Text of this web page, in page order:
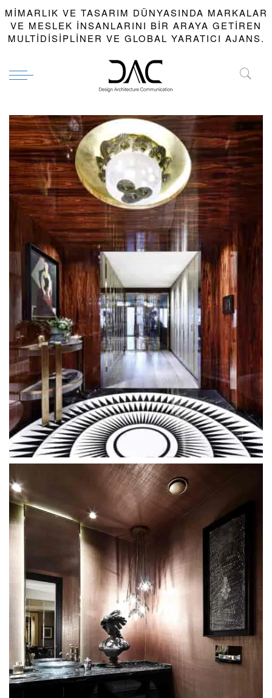
MIMARLIK VE TASARIM DÜNYASINDA MARKALAR
VE MESLEK INSANLARINI BIR ARAYA GETIREN
MULTIDISIPLINER VE GLOBAL YARATICI AJANS.